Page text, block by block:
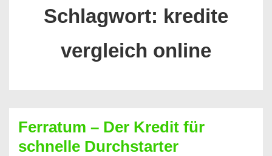
Schlagwort: kredite
vergleich online
Ferratum – Der Kredit für
schnelle Durchstarter